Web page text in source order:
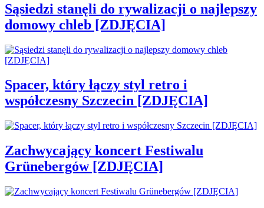
Sąsiedzi stanęli do rywalizacji o najlepszy
domowy chleb [ZDJĘCIA]
Spacer, który łączy styl retro i
współczesny Szczecin [ZDJĘCIA]
Zachwycający koncert Festiwalu
Grünebergów [ZDJĘCIA]